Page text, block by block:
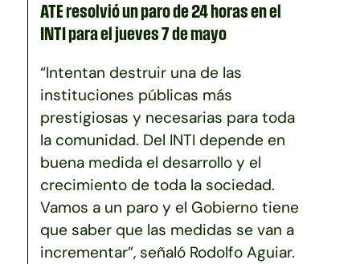
ATE resolvió un paro de 24 horas en el
INTI para el jueves 7 de mayo
“Intentan destruir una de las
instituciones públicas más
prestigiosas y necesarias para toda
la comunidad. Del INTI depende en
buena medida el desarrollo y el
crecimiento de toda la sociedad.
Vamos a un paro y el Gobierno tiene
que saber que las medidas se van a
incrementar”, señaló Rodolfo Aguiar.